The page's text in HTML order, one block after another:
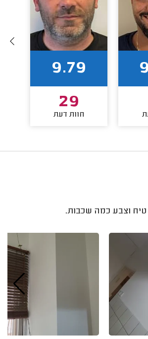
9.79
29
חוות דעת
וצבע כמה שכבות.